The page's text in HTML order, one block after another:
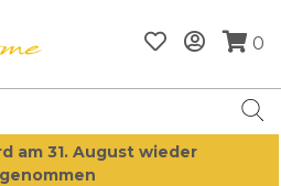
0
am 31. August wieder